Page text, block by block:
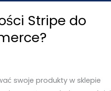
Stripe do
swoje produkty w sklepie